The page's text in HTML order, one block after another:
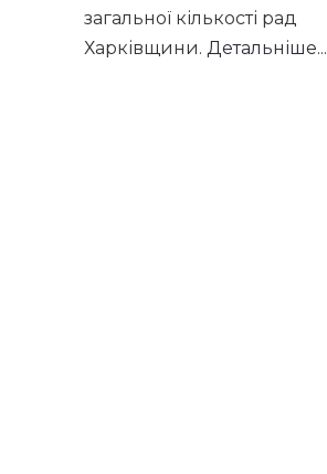
загальної кількості рад
Харківщини. Детальніше...